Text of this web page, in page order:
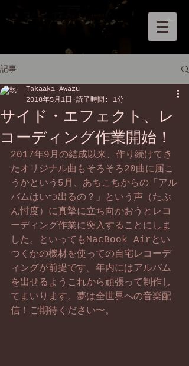
記事
サイド・エフェクト、レ
コーディング作業開始！
Takaaki Awazu
2018年5月1日
読了時間: 1分
2017年9月の結成以来、作り続けてき
たオリジナル曲もそろそろ20曲に届こ
うかという5月、あちこちからの「アル
バムはいつ出るの？」という声（たぶ
ん忖度）に真摯に立ち向かおうとレコ
ーディング作業に突入することにしま
した。といってもMacBook Airとい
つくかの機材を使っての自宅レコーデ
ィングが前提です。年内にはアルバム
を出せるようこれから頑張って制作し
てまいります。夢は全世界への音楽配
信！ご期待ください〜。